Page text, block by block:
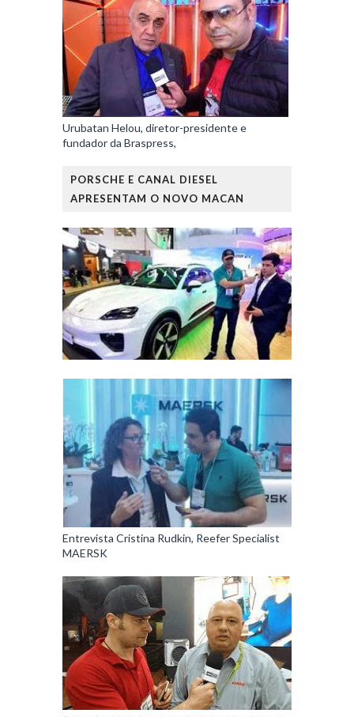
Urubatan Helou, diretor-presidente e
fundador da Braspress,
PORSCHE E CANAL DIESEL
APRESENTAM O NOVO MACAN
Entrevista Cristina Rudkin, Reefer Specialist
MAERSK